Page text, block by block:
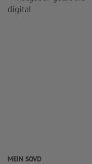
digital
MEIN SOVD